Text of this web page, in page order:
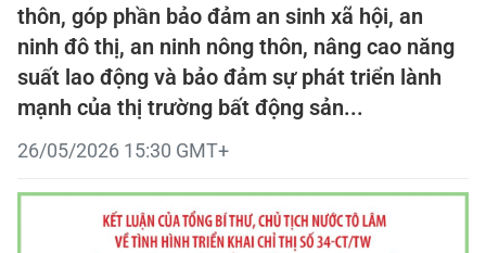
thôn, góp phần bảo đảm an sinh xã hội, an
ninh đô thị, an ninh nông thôn, nâng cao năng
suất lao động và bảo đảm sự phát triển lành
mạnh của thị trường bất động sản...
26/05/2026 15:30 GMT+